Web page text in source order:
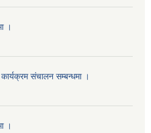
।
संचालन सम्बन्धमा ।
।